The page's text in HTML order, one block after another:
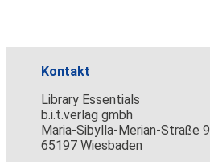
Kontakt
Library Essentials
b.i.t.verlag gmbh
Maria-Sibylla-Merian-Straße 9
65197 Wiesbaden